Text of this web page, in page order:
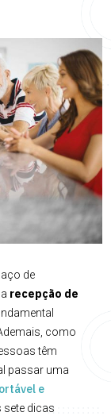
de
recepção de
como
têm
passar uma
e
dicas